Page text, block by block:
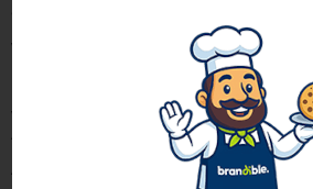
Klebeband mit Logo nehmen, um den
veredeln, geben Sie dem überreichten
individuelle Note. Außerdem sind
Klebefilmspender und
Hilfsmaterialien für Kunden oder
Verpacken von Paketen beschäftigt sind.
Klebeband Werbemittel
Reißfestigkeit achten, erleichtern Sie